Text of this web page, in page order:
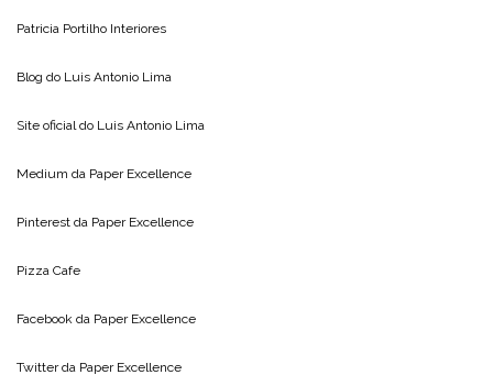
Patricia Portilho Interiores
Blog do Luis Antonio Lima
Site oficial do Luis Antonio Lima
Medium da Paper Excellence
Pinterest da Paper Excellence
Pizza Cafe
Facebook da Paper Excellence
Twitter da Paper Excellence